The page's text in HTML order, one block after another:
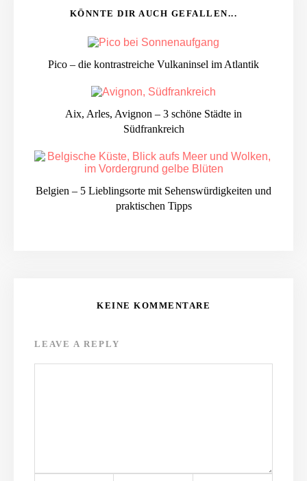
KÖNNTE DIR AUCH GEFALLEN...
Pico – die kontrastreiche Vulkaninsel im Atlantik
Aix, Arles, Avignon – 3 schöne Städte in
Südfrankreich
Belgien – 5 Lieblingsorte mit Sehenswürdigkeiten und
praktischen Tipps
KEINE KOMMENTARE
LEAVE A REPLY